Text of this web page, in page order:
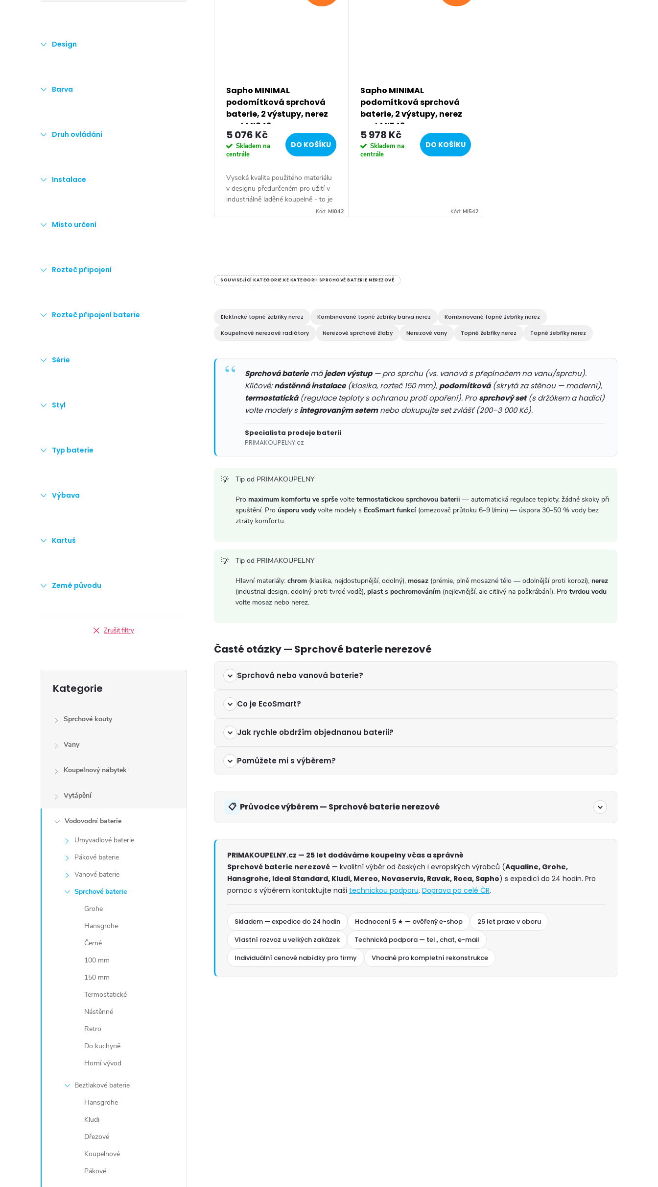
Design
Barva
Druh ovládání
Instalace
Místo určení
Rozteč připojení
Rozteč připojení baterie
Série
Styl
Typ baterie
Výbava
Kartuš
Země původu
Zrušit filtry
kategorie
Kategorie
Sprchové kouty
Vany
Koupelnový nábytek
Vytápění
Vodovodní baterie
Umyvadlové baterie
Pákové baterie
Vanové baterie
Sprchové baterie
Grohe
Hansgrohe
Černé
100 mm
150 mm
Termostatické
Nástěnné
Retro
Do kuchyně
Horní vývod
Beztlakové baterie
Hansgrohe
Kludi
Dřezové
Koupelnové
Pákové
Sapho MINIMAL
podomítková sprchová
baterie, 2 výstupy, nerez
mat MI042
5 076 Kč
Skladem na
centrále
DO KOŠÍKU
Vysoká kvalita použitého materiálu
v designu předurčeném pro užití v
industriálně laděné koupelně - to je
charakteristika série MINIMAL.Kód: MI042
Sapho MINIMAL
podomítková sprchová
baterie, 2 výstupy, nerez
mat MI542
5 978 Kč
Skladem na
centrále
DO KOŠÍKU
Kód: MI542
v
á
d
v
SOUVISEJÍCÍ KATEGORIE KE KATEGORII SPRCHOVÉ BATERIE NEREZOVÉ
Elektrické topné žebříky nerez Kombinované topné žebříky barva nerez Kombinované topné žebříky nerez
Koupelnové nerezové radiátory Nerezové sprchové žlaby Nerezové vany Topné žebříky nerez Topné žebříky nerez
Sprchová bateriemájeden výstup— pro sprchu (vs. vanová s přepínačem na vanu/sprchu).
Klíčové:nástěnná instalace(klasika, rozteč 150 mm), podomítková(skrytá za stěnou — moderní),
termostatická(regulace teploty s ochranou proti opaření). Prosprchový set(s držákem a hadicí)
volte modely sintegrovaným setemnebo dokupujte set zvlášť (200–3 000 Kč).
Specialista prodeje baterií
PRIMAKOUPELNY.cz
Tip od PRIMAKOUPELNY
Pro maximum komfortu ve sprše volte termostatickou sprchovou baterii — automatická regulace teploty, žádné skoky při
spuštění. Pro úsporu vodyvolte modely s EcoSmart funkcí (omezovač průtoku 6–9 l/min) — úspora 30–50 % vody bez
ztráty komfortu.
Tip od PRIMAKOUPELNY
Hlavní materiály: chrom (klasika, nejdostupnější, odolný), mosaz (prémie, plně mosazné tělo — odolnější proti korozi), nerez
(industrial design, odolný proti tvrdé vodě), plast s pochromováním (nejlevnější, ale citlivý na poškrábání). Pro tvrdou vodu
volte mosaz nebo nerez.
Časté otázky — Sprchové baterie nerezové
Sprchová nebo vanová baterie?
Co je EcoSmart?
Jak rychle obdržím objednanou baterii?
Pomůžete mi s výběrem?
Průvodce výběrem — Sprchové baterie nerezové
PRIMAKOUPELNY.cz — 25 let dodáváme koupelny včas a správně
Sprchové baterie nerezové — kvalitní výběr od českých i evropských výrobců (Aqualine, Grohe,
Hansgrohe, Ideal Standard, Kludi, Mereo, Novaservis, Ravak, Roca, Sapho) s expedicí do 24 hodin. Pro
pomoc s výběrem kontaktujte naši technickou podporu. Doprava po celé ČR.
Skladem — expedice do 24 hodin Hodnocení 5 ★ — ověřený e-shop
25 let praxe v oboru
Vlastní rozvoz u velkých zakázek
Technická podpora — tel., chat, e-mail
Individuální cenové nabídky pro firmy
Vhodné pro kompletní rekonstrukce